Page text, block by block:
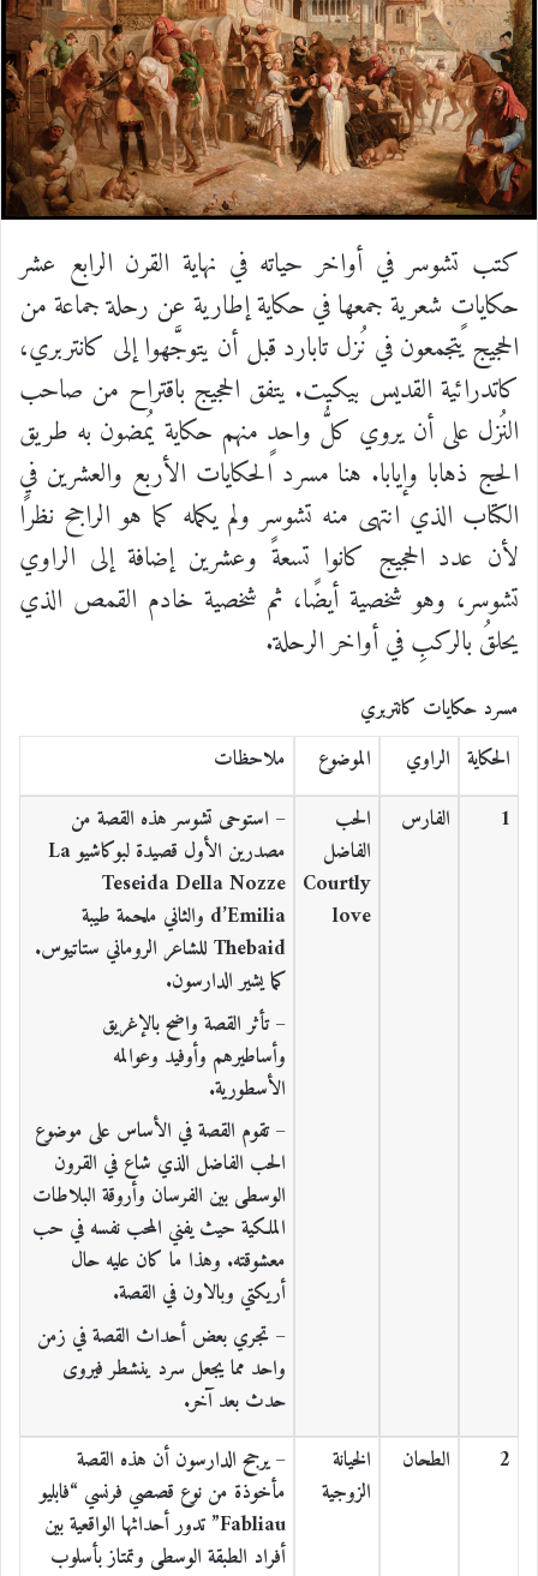
كتب تشوسر في أواخر حياته في نهاية القرن الرابع عشر
حكاياتٍ شعرية جمعها في حكاية إطارية عن رحلة جماعة من
الحجيج يتجمعون في نُزل تابارد قبل أن يتوجَّهوا إلى كانتربري،
كاتدرائية القديس بيكيت. يتفق الحجيج باقتراح من صاحب
النُزل على أن يروي كلُّ واحدٍ منهم حكاية يُمضون به طريق
الحج ذهابا وإيابا. هنا مسرد الحكايات الأربع والعشرين في
الكتاب الذي انتهى منه تشوسر ولم يكمله كما هو الراجح نظرًا
لأن عدد الحجيج كانوا تسعةً وعشرين إضافة إلى الراوي
تشوسر، وهو شخصية أيضًا، ثم شخصية خادم القمص الذي
يحلقُ بالركبِ في أواخر الرحلة.
مسرد حكايات كانتربري
الحكاية الراوي الموضوع
ملاحظات
1
الفارس
الحب
الفاضل
Courtly
love
– استوحى تشوسر هذه القصة من
مصدرين الأول قصيدة لبوكاشيو La
Teseida Della Nozze
d’Emilia والثاني ملحمة طيبة
Thebaid للشاعر الروماني ستاتيوس.
كما يشير الدارسون.
– تأثر القصة واضح بالإغريق
وأساطيرهم وأوفيد وعوالمه
الأسطورية.
– تقوم القصة في الأساس على موضوع
الحب الفاضل الذي شاع في القرون
الوسطى بين الفرسان وأروقة البلاطات
الملكية حيث يفني المحب نفسه في حب
معشوقته. وهذا ما كان عليه حال
أريكتي وبالاون في القصة.
– تجري بعض أحداث القصة في زمن
واحد مما يجعل سرد ينشطر فيروى
حدث بعد آخر.
2
الطحان
الخيانة
الزوجية
– يرجح الدارسون أن هذه القصة
مأخوذة من نوع قصصي فرنسي “فابليو
Fabliau” تدور أحداثها الواقعية بين
أفراد الطبقة الوسطى وتمتاز بأسلوب